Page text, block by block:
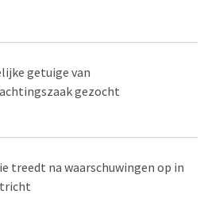
getuige van
gezocht
treedt na waarschuwingen op in